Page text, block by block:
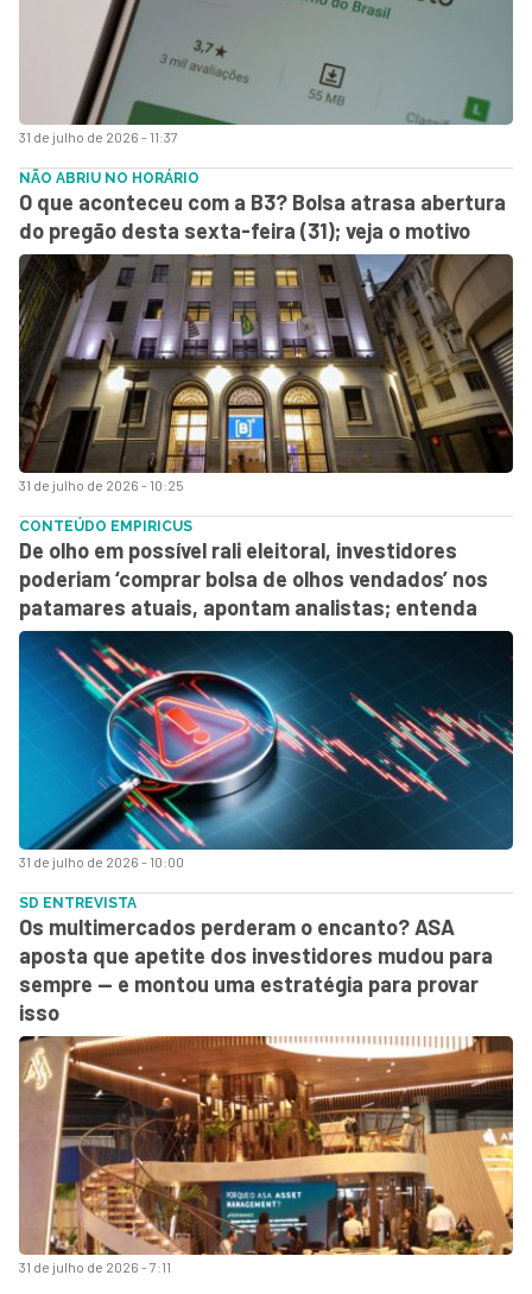
31 de julho de 2026 - 11:37
31 de julho de 2026 - 10:25
NÃO ABRIU NO HORÁRIO
O que aconteceu com a B3? Bolsa atrasa abertura
do pregão desta sexta-feira (31); veja o motivo
31 de julho de 2026 - 10:00
CONTEÚDO EMPIRICUS
De olho em possível rali eleitoral, investidores
poderiam ‘comprar bolsa de olhos vendados’ nos
patamares atuais, apontam analistas; entenda
31 de julho de 2026 - 7:11
SD ENTREVISTA
Os multimercados perderam o encanto? ASA
aposta que apetite dos investidores mudou para
sempre — e montou uma estratégia para provar
isso